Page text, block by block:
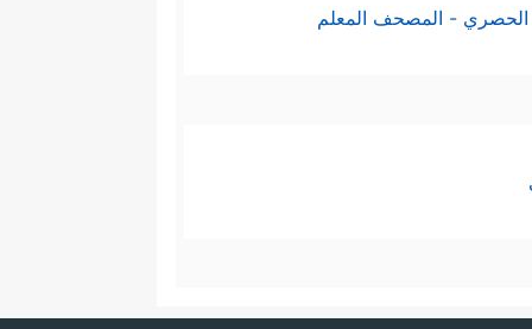
الحصري - المصحف المعلم